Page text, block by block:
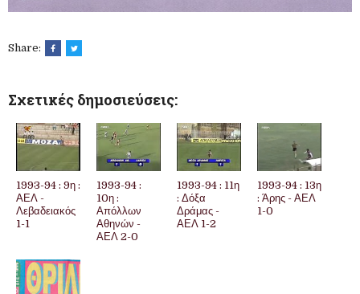
Share:
Σχετικές δημοσιεύσεις:
1993-94 : 9η :
ΑΕΛ -
Λεβαδειακός
1-1
1993-94 :
10η :
Απόλλων
Αθηνών -
ΑΕΛ 2-0
1993-94 : 11η
: Δόξα
Δράμας -
ΑΕΛ 1-2
1993-94 : 13η
: Άρης - ΑΕΛ
1-0